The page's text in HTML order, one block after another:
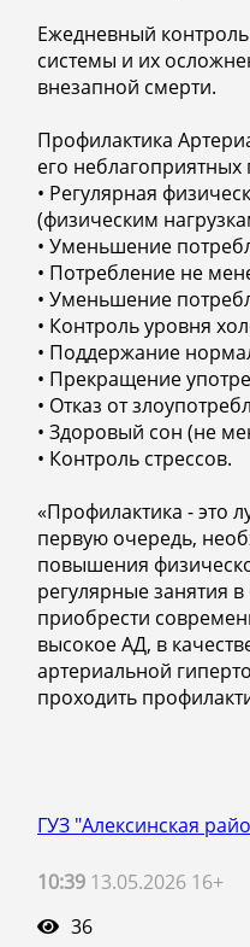
Ежедневный
системы и их
внезапной смерти.
Профилактика
его
• Регулярная
(физическим
• Уменьшение
• Потребление не
• Уменьшение
• Контроль уровня
• Поддержание
• Прекращение
• Отказ от
• Здоровый сон (не
• Контроль стрессов.
«Профилактика - это
первую очередь,
повышения
регулярные занятия
приобрести
высокое АД, в
артериальной
проходить
ГУЗ "Алексинская
10:39 13.05.2026 16+
36